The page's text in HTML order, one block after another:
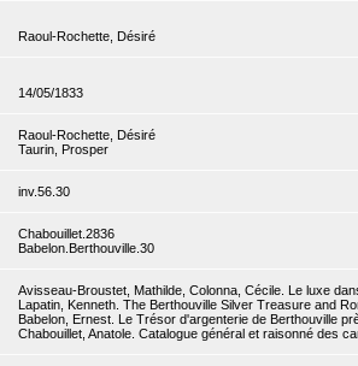
Raoul-Rochette, Désiré
14/05/1833
Raoul-Rochette, Désiré
Taurin, Prosper
inv.56.30
Chabouillet.2836
Babelon.Berthouville.30
Avisseau-Broustet, Mathilde, Colonna, Cécile. Le luxe
Lapatin, Kenneth. The Berthouville Silver Treasure and
Babelon, Ernest. Le Trésor d'argenterie de Berthouville
Chabouillet, Anatole. Catalogue général et raisonné des